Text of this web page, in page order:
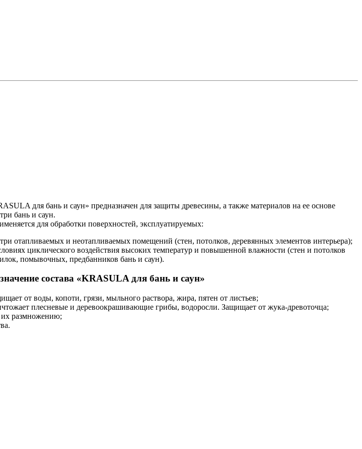
для бань и саун» предназначен для защиты древесины, а также материалов на ее основе
бань и саун.
для обработки поверхностей, эксплуатируемых:
отапливаемых и неотапливаемых помещений (стен, потолков, деревянных элементов интерьера);
циклического воздействия высоких температур и повышенной влажности (стен и потолков
помывочных, предбанников бань и саун).
состава «KRASULA для бань и саун»
от воды, копоти, грязи, мыльного раствора, жира, пятен от листьев;
плесневые и деревоокрашивающие грибы, водоросли. Защищает от жука-древоточца;
их размножению;